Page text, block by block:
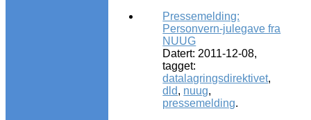
Pressemelding:
Personvern-julegave fra
NUUG
Datert: 2011-12-08,
tagget:
datalagringsdirektivet,
dld, nuug,
pressemelding.